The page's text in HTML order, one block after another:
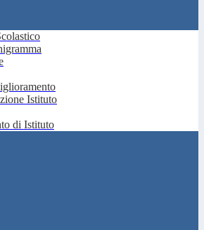
Istituto
di Istituto